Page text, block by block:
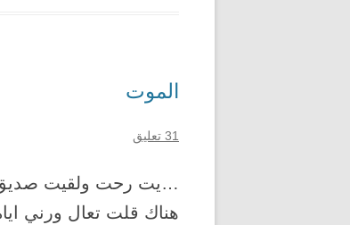
الموت
31 تعليق
…يت رحت ولقيت صديق
هناك قلت تعال ورني